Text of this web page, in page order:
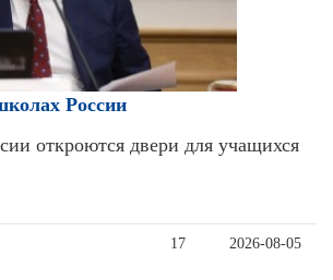
России
откроются двери для учащихся
2026-08-05
17